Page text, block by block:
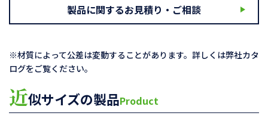
製品に関するお見積り・ご相談
※材質によって公差は変動することがあります。詳しくは弊社カタ
ログをご覧ください。
近似サイズの製品Product